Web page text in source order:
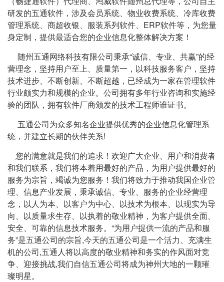
研发的五通软件，涉及会员系统、物业收费系统、冷库收费
管理系统、商超收银、服装系列软件、ERP软件等，为您量
身定制，提供最适合您的企业信息化整体解决方案！
随州五通网络科技有限公司秉承“诚信、专业、共赢”的经
营理念，坚持用户至上、质量第一，以科技服务客户，坚持
技术进步、不断创新、不断超越，已经成为一家在管理软件
行业颇实力和规模的企业。公司拥有多年行业咨询和实施经
验的团队，拥有软件厂商颁发的技术工程师谁证书。
五通公司为众多知名企业提供优秀的企业信息化管理系
统，并建立长期的伙伴关系!
您的满意就是我们的追求！欢迎广大企业、用户和消费者
和我们联系，我们将本着用最好的产品，为用户提供最好的
服务为宗旨，竭诚为您服务！我们将致力于推动我国企业管
理、信息产业发展，秉承诚信、专业、服务的企业经营理
念，以人为本、以客户为中心、以技术为根本、以现实为导
向、以质量求生存、以执着的敬业精神，为客户提供全面、
安全、可靠的信息技术服务。“为用户提供一流的产品和服
务”是五通公司的宗旨,今天的五通公司是一个活力、充满生
机的公司,五通人将以高度的敬业精神和务实的作风面对竞
争、迎接挑战,我们自信五通公司将成为神州大地的一颗璀
璨明星。